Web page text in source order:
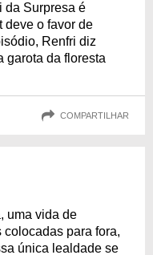
da Surpresa é
deve o favor de
Renfri diz
garota da floresta
COMPARTILHAR
uma vida de
para fora,
única lealdade se